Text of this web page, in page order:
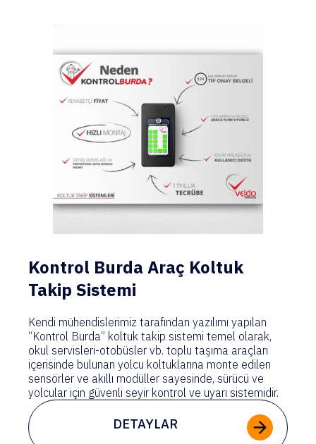
Kontrol Burda Araç Koltuk
Takip Sistemi
Kendi mühendislerimiz tarafından yazılımı yapılan
“Kontrol Burda” koltuk takip sistemi temel olarak,
okul servisleri-otobüsler vb. toplu taşıma araçları
içerisinde bulunan yolcu koltuklarına monte edilen
sensörler ve akıllı modüller sayesinde, sürücü ve
yolcular için güvenli seyir kontrol ve uyarı sistemidir.
DETAYLAR